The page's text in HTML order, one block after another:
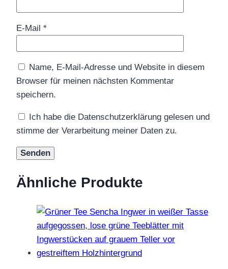
E-Mail *
Name, E-Mail-Adresse und Website in diesem
Browser für meinen nächsten Kommentar
speichern.
Ich habe die Datenschutzerklärung gelesen und
stimme der Verarbeitung meiner Daten zu.
Ähnliche Produkte